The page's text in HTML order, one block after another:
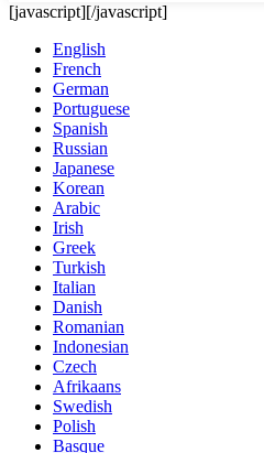
[javascript][/javascript]
English
French
German
Portuguese
Spanish
Russian
Japanese
Korean
Arabic
Irish
Greek
Turkish
Italian
Danish
Romanian
Indonesian
Czech
Afrikaans
Swedish
Polish
Basque